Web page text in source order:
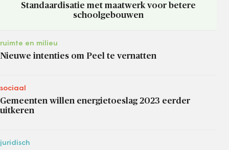
Standaardisatie met maatwerk voor betere
schoolgebouwen
ruimte en milieu
Nieuwe intenties om Peel te vernatten
sociaal
Gemeenten willen energietoeslag 2023 eerder
uitkeren
juridisch